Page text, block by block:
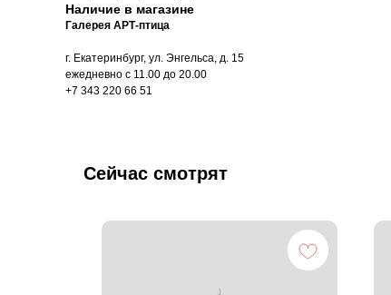
Наличие в магазине
Галерея АРТ-птица
г. Екатеринбург, ул. Энгельса, д. 15
ежедневно с 11.00 до 20.00
+7 343 220 66 51
Сейчас смотрят